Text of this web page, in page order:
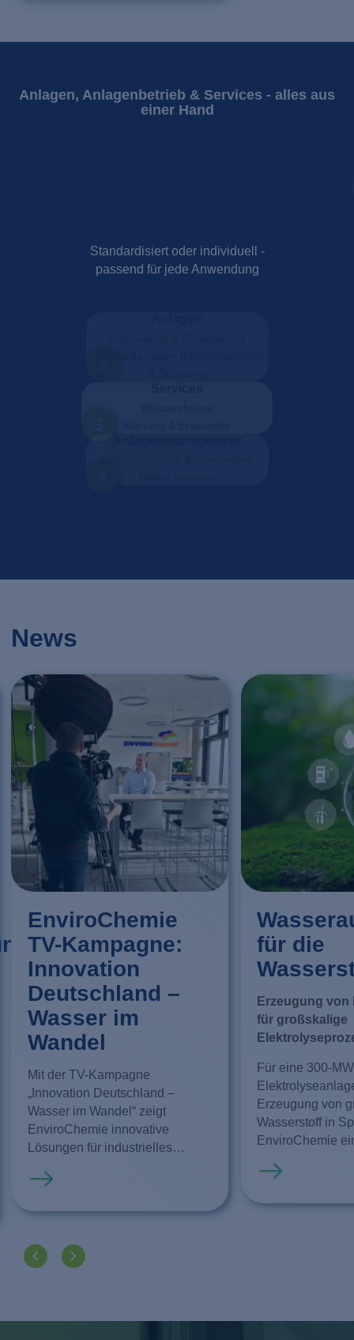
Anlagen, Anlagenbetrieb & Services - alles aus
einer Hand
Standardisiert oder individuell -
passend für jede Anwendung
News
EnviroChemie
TV-Kampagne:
Innovation
Deutschland –
Wasser im
Wandel
Mit der TV-Kampagne
„Innovation Deutschland –
Wasser im Wandel“ zeigt
EnviroChemie innovative
Lösungen für industrielles
Wasseraufbereitung und
Mehr erfahren
für die
Erzeugung von
für großskalige
Für eine 300-
Erzeugung von
Wasserstoff in
EnviroChemie
unterstützt
Mehr erfahren